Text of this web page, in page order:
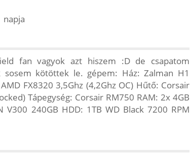
napja
fan vagyok azt hiszem :D de csapatom
kötöttek le. gépem: Ház: Zalman H1
FX8320 3,5Ghz (4,2Ghz OC) Hűtő: Corsair
Tápegység: Corsair RM750 RAM: 2x 4GB
V300 240GB HDD: 1TB WD Black 7200 RPM